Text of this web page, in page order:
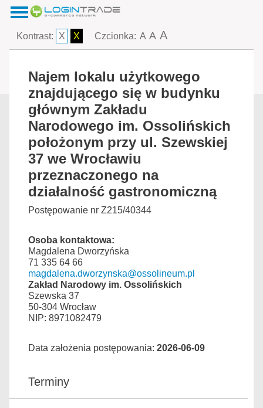
Kontrast: X X Czcionka: A A A
Najem lokalu użytkowego
znajdującego się w budynku
głównym Zakładu
Narodowego im. Ossolińskich
położonym przy ul. Szewskiej
37 we Wrocławiu
przeznaczonego na
działalność gastronomiczną
Postępowanie nr Z215/40344
Osoba kontaktowa:
Magdalena Dworzyńska
71 335 64 66
magdalena.dworzynska@ossolineum.pl
Zakład Narodowy im. Ossolińskich
Szewska 37
50-304 Wrocław
NIP: 8971082479
Data założenia postępowania: 2026-06-09
Terminy